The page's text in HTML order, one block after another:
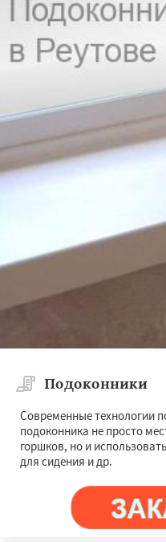
Подоконники
Современные технологии
подоконника не просто
горшков, но и
для сидения и др.